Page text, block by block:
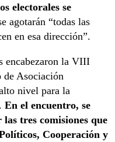
electorales se
agotarán “todas las
en esa dirección”.
encabezaron la VIII
de Asociación
nivel para la
En el encuentro, se
tres comisiones que
Cooperación y